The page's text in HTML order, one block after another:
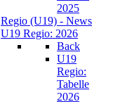
2025
Regio (U19) - News
U19 Regio: 2026
Back
U19
Regio:
Tabelle
2026